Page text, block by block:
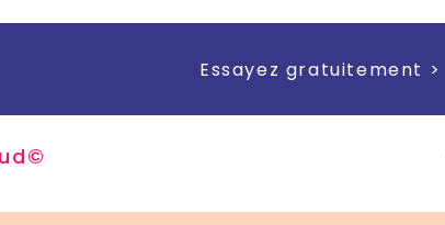
Essayez gratuitement >
d©